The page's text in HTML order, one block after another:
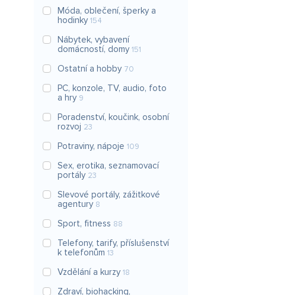
Móda, oblečení, šperky a
hodinky 154
Nábytek, vybavení
domácností, domy 151
Ostatní a hobby 70
PC, konzole, TV, audio, foto
a hry 9
Poradenství, koučink, osobní
rozvoj 23
Potraviny, nápoje 109
Sex, erotika, seznamovací
portály 23
Slevové portály, zážitkové
agentury 8
Sport, fitness 88
Telefony, tarify, příslušenství
k telefonům 13
Vzdělání a kurzy 18
Zdraví, biohacking,